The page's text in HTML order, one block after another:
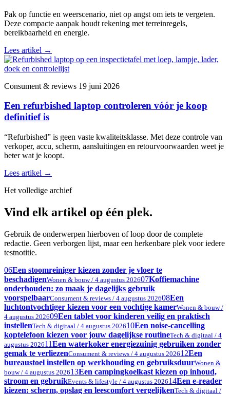
Pak op functie en weerscenario, niet op angst om iets te vergeten.
Deze compacte aanpak houdt rekening met terreinregels,
bereikbaarheid en energie.
Lees artikel →
Consument & reviews 19 juni 2026
Een refurbished laptop controleren vóór je koop
definitief is
“Refurbished” is geen vaste kwaliteitsklasse. Met deze controle van
verkoper, accu, scherm, aansluitingen en retourvoorwaarden weet je
beter wat je koopt.
Lees artikel →
Het volledige archief
Vind elk artikel op één plek.
Gebruik de onderwerpen hierboven of loop door de complete
redactie. Geen verborgen lijst, maar een herkenbare plek voor iedere
testnotitie.
06Een stoomreiniger kiezen zonder je vloer te
beschadigenWonen & bouw / 4 augustus 202607Koffiemachine
onderhouden: zo maak je dagelijks gebruik
voorspelbaarConsument & reviews / 4 augustus 202608Een
luchtontvochtiger kiezen voor een vochtige kamerWonen & bouw /
4 augustus 202609Een tablet voor kinderen veilig en praktisch
instellenTech & digitaal / 4 augustus 202610Een noise-cancelling
koptelefoon kiezen voor jouw dagelijkse routineTech & digitaal / 4
augustus 202611Een waterkoker energiezuinig gebruiken zonder
gemak te verliezenConsument & reviews / 4 augustus 202612Een
bureaustoel instellen op werkhouding en gebruiksduurWonen &
bouw / 4 augustus 202613Een campingkoelkast kiezen op inhoud,
stroom en gebruikEvents & lifestyle / 4 augustus 202614Een e-reader
kiezen: scherm, opslag en leescomfort vergelijkenTech & digitaal /